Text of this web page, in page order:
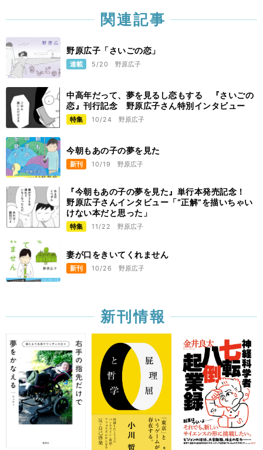
関連記事
野原広子「さいごの恋」
連載 5/20 野原広子
中高年だって、夢を見るし恋もする 『さいごの
恋』刊行記念 野原広子さん特別インタビュー
特集 10/24 野原広子
今朝もあの子の夢を見た
新刊 10/19 野原広子
『今朝もあの子の夢を見た』単行本発売記念！
野原広子さんインタビュー「“正解”を描いちゃい
けない本だと思った」
特集 11/22 野原広子
妻が口をきいてくれません
新刊 10/26 野原広子
新刊情報